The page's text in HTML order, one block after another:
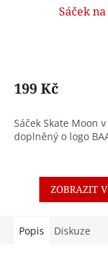
Sáček
199 Kč
Sáček Skate Moon
doplněný o logo
ZOBRAZIT
Popis Diskuze